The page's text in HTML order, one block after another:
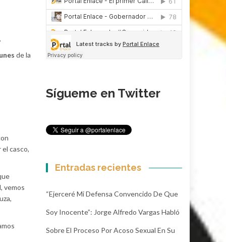
de la
casco,
vemos
Sígueme en Twitter
Entradas recientes
“Ejerceré Mi Defensa Convencido De Que
Soy Inocente”: Jorge Alfredo Vargas Habló
Sobre El Proceso Por Acoso Sexual En Su